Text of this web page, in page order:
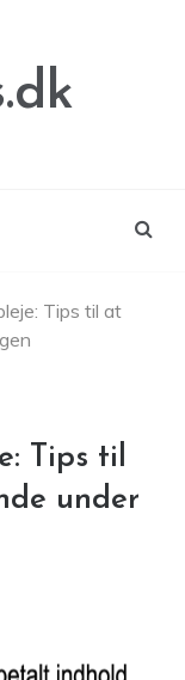
Tips til at
Tips til
under